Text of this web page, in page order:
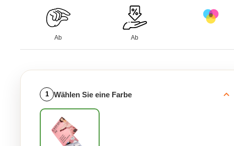
Ab Ab
1 Wählen Sie eine Farbe